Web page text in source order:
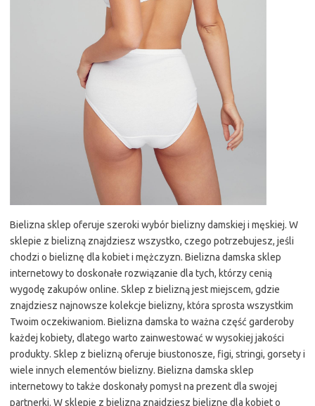
Bielizna sklep oferuje szeroki wybór bielizny damskiej i męskiej. W
sklepie z bielizną znajdziesz wszystko, czego potrzebujesz, jeśli
chodzi o bieliznę dla kobiet i mężczyzn. Bielizna damska sklep
internetowy to doskonałe rozwiązanie dla tych, którzy cenią
wygodę zakupów online. Sklep z bielizną jest miejscem, gdzie
znajdziesz najnowsze kolekcje bielizny, która sprosta wszystkim
Twoim oczekiwaniom. Bielizna damska to ważna część garderoby
każdej kobiety, dlatego warto zainwestować w wysokiej jakości
produkty. Sklep z bielizną oferuje biustonosze, figi, stringi, gorsety i
wiele innych elementów bielizny. Bielizna damska sklep
internetowy to także doskonały pomysł na prezent dla swojej
partnerki. W sklepie z bielizną znajdziesz bieliznę dla kobiet o